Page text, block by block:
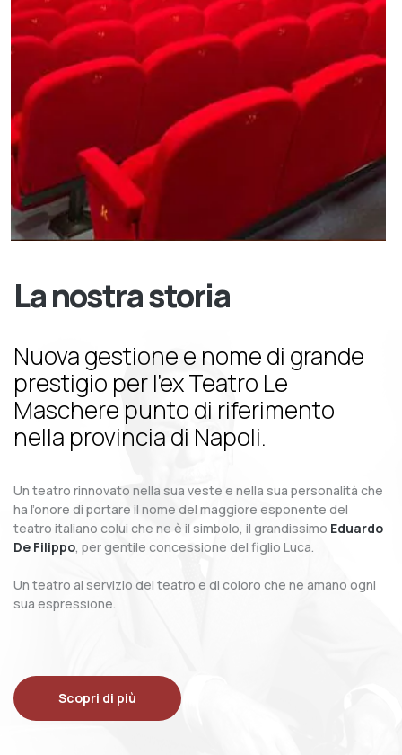
La nostra storia
Nuova gestione e nome di grande
prestigio per l’ex Teatro Le
Maschere punto di riferimento
nella provincia di Napoli.
Un teatro rinnovato nella sua veste e nella sua personalità che
ha l’onore di portare il nome del maggiore esponente del
teatro italiano colui che ne è il simbolo, il grandissimo Eduardo
De Filippo, per gentile concessione del figlio Luca.
Un teatro al servizio del teatro e di coloro che ne amano ogni
sua espressione.
Scopri di più